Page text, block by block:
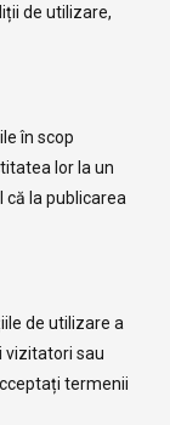
de utilizare,
în scop
lor la un
că la publicarea
de utilizare a
vizitatori sau
termenii